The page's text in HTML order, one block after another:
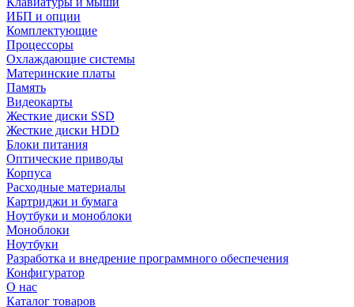
ИБП и опции
Комплектующие
Процессоры
Охлаждающие системы
Материнские платы
Память
Видеокарты
Жесткие диски SSD
Жесткие диски HDD
Блоки питания
Оптические приводы
Корпуса
Расходные материалы
Картриджи и бумага
Ноутбуки и моноблоки
Моноблоки
Ноутбуки
Разработка и внедрение программного обеспечения
Конфигуратор
О нас
Каталог товаров